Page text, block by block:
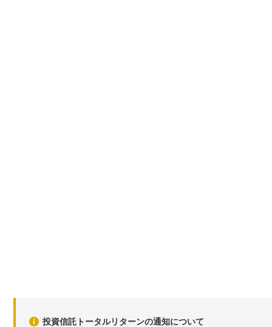
投資信託トータルリターンの通知について